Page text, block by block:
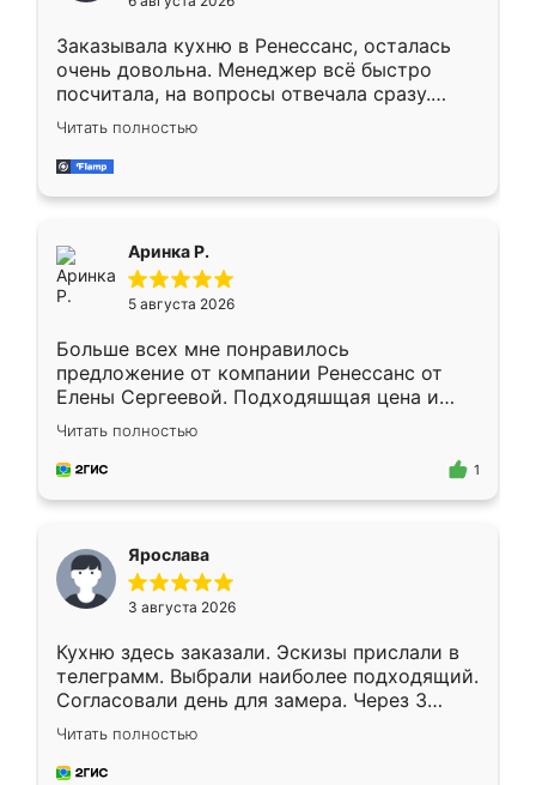
мебели буду заказывать только здесь.
Заказывала кухню в Ренессанс, осталась
очень довольна. Менеджер всё быстро
посчитала, на вопросы отвечала сразу.
Замерщик приехал в субботу, подошёл к
делу со всей ответственностью. Собрали
за день, ребята работали аккуратно, даже
Читать полностью
Аринка Р.
5 августа 2026
Больше всех мне понравилось
предложение от компании Ренессанс от
Елены Сергеевой. Подходяшщая цена и
короткие сроки изготовления. Приехавший
для замера сотрудник Владислав
предложил по моему эскизу самый
Читать полностью
1
Ярослава
3 августа 2026
Кухню здесь заказали. Эскизы прислали в
телеграмм. Выбрали наиболее подходящий.
Согласовали день для замера. Через 3
недели кухня была уже готова. Остались
довольны работой. Спасибо Ренессанс
мебель за качественную работу!
Читать полностью